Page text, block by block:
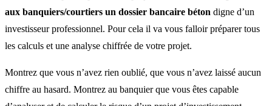
aux banquiers/courtiers un dossier bancaire béton digne d’un
investisseur professionnel. Pour cela il va vous falloir préparer tous
les calculs et une analyse chiffrée de votre projet.
Montrez que vous n’avez rien oublié, que vous n’avez laissé aucun
chiffre au hasard. Montrez au banquier que vous êtes capable